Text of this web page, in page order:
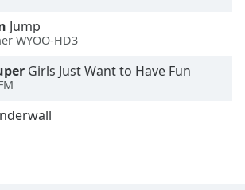
Jump
WYOO-HD3
Girls Just Want to Have Fun